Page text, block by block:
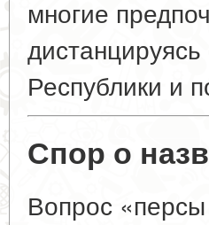
многие
Республики и
Спор о
Вопрос